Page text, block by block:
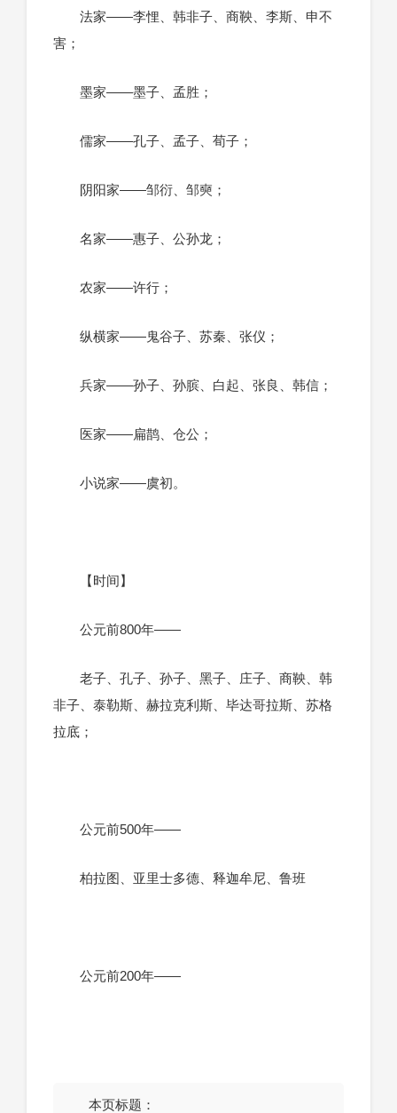
法家——李悝、韩非子、商鞅、李斯、申不
害；
墨家——墨子、孟胜；
儒家——孔子、孟子、荀子；
阴阳家——邹衍、邹奭；
名家——惠子、公孙龙；
农家——许行；
纵横家——鬼谷子、苏秦、张仪；
兵家——孙子、孙膑、白起、张良、韩信；
医家——扁鹊、仓公；
小说家——虞初。
【时间】
公元前800年——
老子、孔子、孙子、黑子、庄子、商鞅、韩
非子、泰勒斯、赫拉克利斯、毕达哥拉斯、苏格
拉底；
公元前500年——
柏拉图、亚里士多德、释迦牟尼、鲁班
公元前200年——
本页标题：